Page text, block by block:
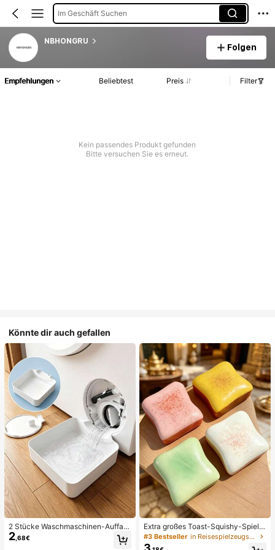
Im Geschäft Suchen
NBHONGRU
Folgen
Empfehlungen Beliebtest Preis Filter
Kein passendes Produkt gefunden
Bitte versuchen Sie es erneut.
Könnte dir auch gefallen
2 Stücke Waschmaschinen-Auffan
gwanne Tropfschale, wasserdichte
Bodenschutzmatte für Waschraum,
2 ,68€
Extra großes Toast-Squishy-Spielz
eug, superweiches Buttertoast-Stre
ssabbau-Drückspielzeug, erhältlich
#3 Bestseller in Reisespielzeugset Quetschspielzeug für Teenager